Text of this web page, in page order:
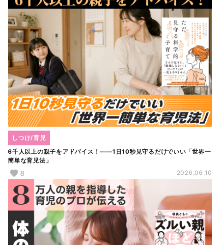
6千人以上の親子をアドバイス！――1日10秒見守るだけでいい「世界一
簡単な育児法」
しつけ/育児
8 2026.06.10